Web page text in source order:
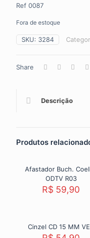
Ref 0087
Fora de estoque
SKU: 3284
Share
Descrição
Produtos
Afastador Buch.
ODTV R03
R$ 59,90
Cinzel CD 15 MM